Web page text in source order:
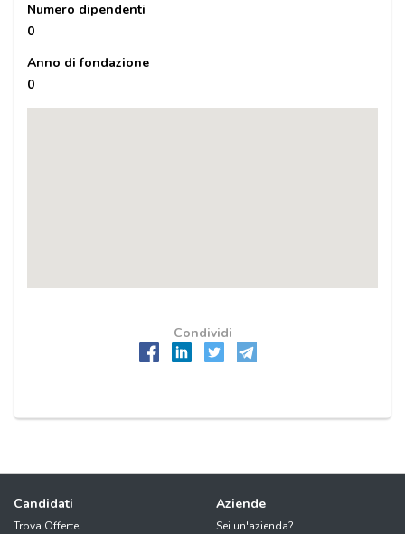
Numero dipendenti
0
Anno di fondazione
0
Condividi
Candidati
Trova Offerte
Aziende
Sei un'azienda?